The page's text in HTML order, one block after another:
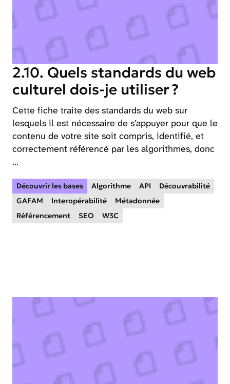
2.10. Quels standards du web
culturel dois-je utiliser ?
Cette fiche traite des standards du web sur
lesquels il est nécessaire de s’appuyer pour que le
contenu de votre site soit compris, identifié, et
correctement référencé par les algorithmes, donc
…
Découvrir les bases Algorithme API
Découvrabilité
GAFAM
Interopérabilité
Métadonnée
Référencement
SEO W3C